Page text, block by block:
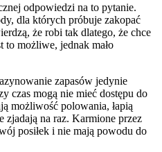
odpowiedzi na to pytanie.
dla których próbuje zakopać
że robi tak dlatego, że chce
to możliwe, jednak mało
zapasów jedynie
czas mogą nie mieć dostępu do
możliwość polowania, łapią
zjadają na raz. Karmione przez
posiłek i nie mają powodu do